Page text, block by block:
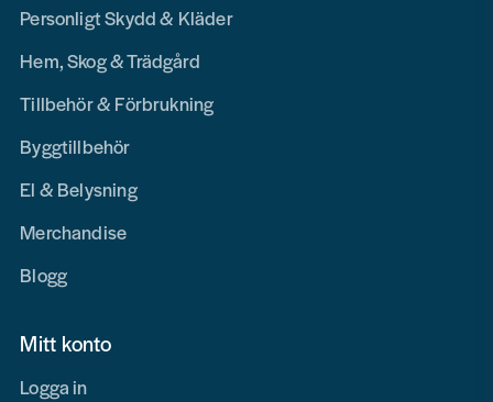
Personligt Skydd & Kläder
Hem, Skog & Trädgård
Tillbehör & Förbrukning
Byggtillbehör
El & Belysning
Merchandise
Blogg
Mitt konto
Logga in